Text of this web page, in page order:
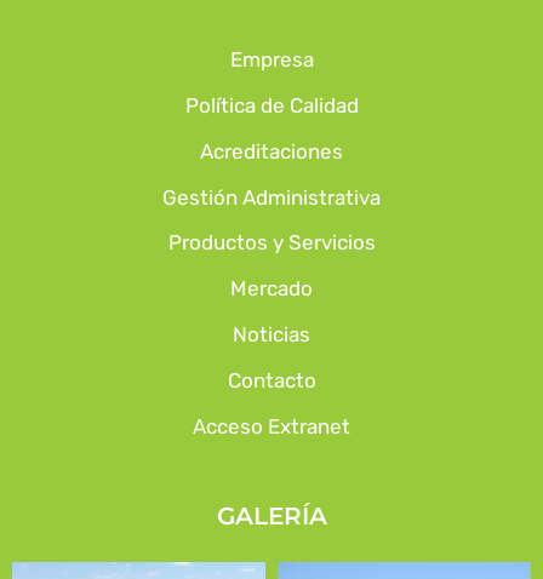
Empresa
Política de Calidad
Acreditaciones
Gestión Administrativa
Productos y Servicios
Mercado
Noticias
Contacto
Acceso Extranet
GALERÍA